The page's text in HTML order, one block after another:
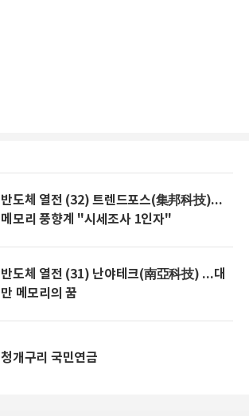
반도체 열전 (32) 트렌드포스(集邦科技)...
메모리 풍향계 "시세조사 1인자"
반도체 열전 (31) 난야테크(南亞科技) ...대
만 메모리의 꿈
청개구리 국민연금